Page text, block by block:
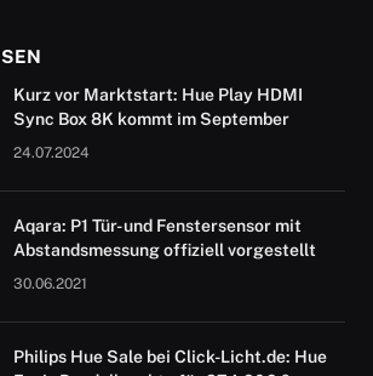
Kurz vor Marktstart: Hue Play HDMI
Sync Box 8K kommt im September
24.07.2024
Aqara: P1 Tür- und Fenstersensor mit
Abstandsmessung offiziell vorgestellt
30.06.2021
Philips Hue Sale bei Click-Licht.de: Hue